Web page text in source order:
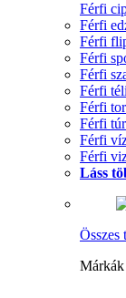
Férfi
Férfi
Férfi
Férfi
Férfi
Férfi
Férfi
Férfi
Férfi
Férfi
Láss
Összes
Márkák